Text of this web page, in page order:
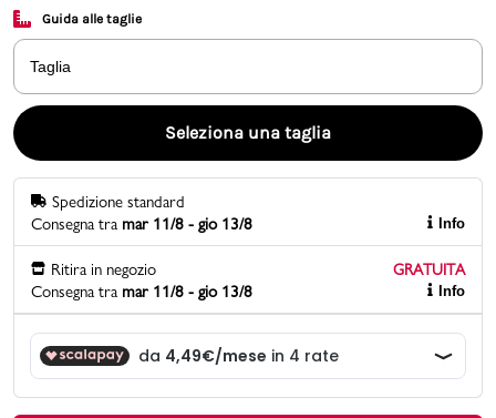
Accedi | Registrati
Promo & News
negozi
contatti
pcard
Gift card
Guida alle taglie
Taglia
Seleziona una taglia
Spedizione standard
Consegna tra mar 11/8 - gio 13/8 Info
Ritira in negozio
GRATUITA
Consegna tra mar 11/8 - gio 13/8 Info